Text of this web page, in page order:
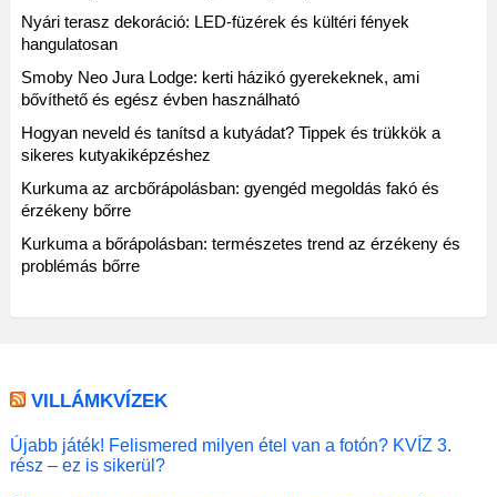
Nyári terasz dekoráció: LED-füzérek és kültéri fények
hangulatosan
Smoby Neo Jura Lodge: kerti házikó gyerekeknek, ami
bővíthető és egész évben használható
Hogyan neveld és tanítsd a kutyádat? Tippek és trükkök a
sikeres kutyakiképzéshez
Kurkuma az arcbőrápolásban: gyengéd megoldás fakó és
érzékeny bőrre
Kurkuma a bőrápolásban: természetes trend az érzékeny és
problémás bőrre
VILLÁMKVÍZEK
Újabb játék! Felismered milyen étel van a fotón? KVÍZ 3.
rész – ez is sikerül?